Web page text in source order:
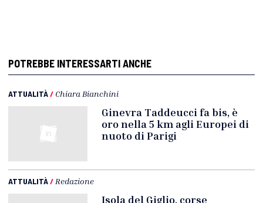
POTREBBE INTERESSARTI ANCHE
ATTUALITÀ/ Chiara Bianchini
Ginevra Taddeucci fa bis, è
oro nella 5 km agli Europei di
nuoto di Parigi
ATTUALITÀ/ Redazione
Isola del Giglio, corse